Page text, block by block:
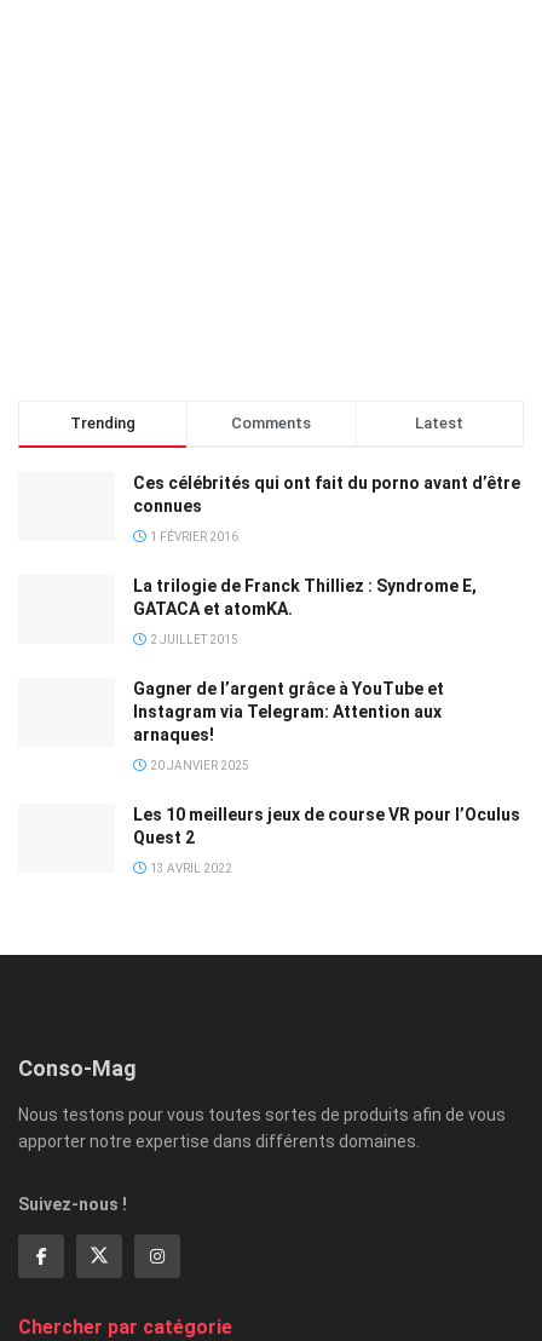
Trending Comments Latest
Ces célébrités qui ont fait du porno avant d’être
connues
1 FÉVRIER 2016
La trilogie de Franck Thilliez : Syndrome E,
GATACA et atomKA.
2 JUILLET 2015
Gagner de l’argent grâce à YouTube et
Instagram via Telegram: Attention aux
arnaques!
20 JANVIER 2025
Les 10 meilleurs jeux de course VR pour l’Oculus
Quest 2
13 AVRIL 2022
Conso-Mag
Nous testons pour vous toutes sortes de produits afin de vous
apporter notre expertise dans différents domaines.
Suivez-nous !
Chercher par catégorie